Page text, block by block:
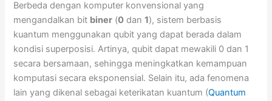
Berbeda dengan komputer konvensional yang
mengandalkan bit biner (0 dan1), sistem berbasis
kuantum menggunakan qubit yang dapat berada dalam
kondisi superposisi. Artinya, qubit dapat mewakili 0 dan 1
secara bersamaan, sehingga meningkatkan kemampuan
komputasi secara eksponensial. Selain itu, ada fenomena
lain yang dikenal sebagai keterikatan kuantum (Quantum